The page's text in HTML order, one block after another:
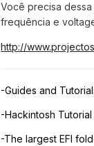
Você precisa
frequência e
http://
-Guides and
-Hackintosh
-The largest EFI